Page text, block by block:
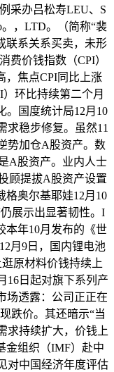
采办吕松寿LEU、S
。，LTD。（简称“裴
联系关系买卖，未形
费价钱指数（CPI）
，焦点CPI同比上涨
环比持续第二个月
。国度统计局12月10
求稳步修复。虽然11
势加仓A股资产。数
A股资产。业内人士
顾提拔A股资产设置
格奥尔基耶娃12月10
展示出显著韧性。I
本年10月发布的《世
月9日，国内锂电池
原材料价钱持续上
16日起对旗下系列产
场透露：公司正正在
跌价。其还暗示“当
求持续扩大，价钱上
金组织（IMF）赴中
对中国经济年度评估